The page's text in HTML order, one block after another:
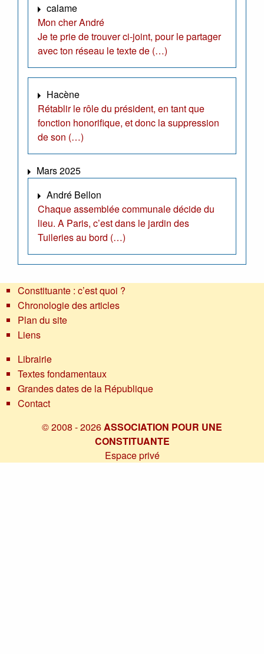
calame
Mon cher André
Je te prie de trouver ci-joint, pour le partager
avec ton réseau le texte de (…)
Hacène
Rétablir le rôle du président, en tant que
fonction honorifique, et donc la suppression
de son (…)
Mars 2025
André Bellon
Chaque assemblée communale décide du
lieu. A Paris, c’est dans le jardin des
Tuileries au bord (…)
Constituante : c’est quoi ?
Chronologie des articles
Plan du site
Liens
Librairie
Textes fondamentaux
Grandes dates de la République
Contact
© 2008 - 2026ASSOCIATION POUR UNE
CONSTITUANTE
Espace privé